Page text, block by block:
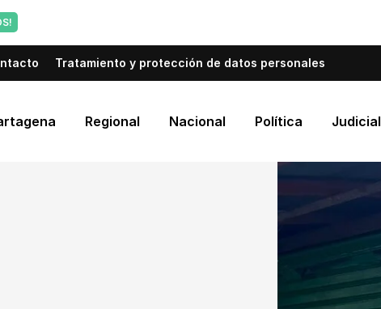
Tratamiento y protección de datos personales
Regional Nacional Política Judicial